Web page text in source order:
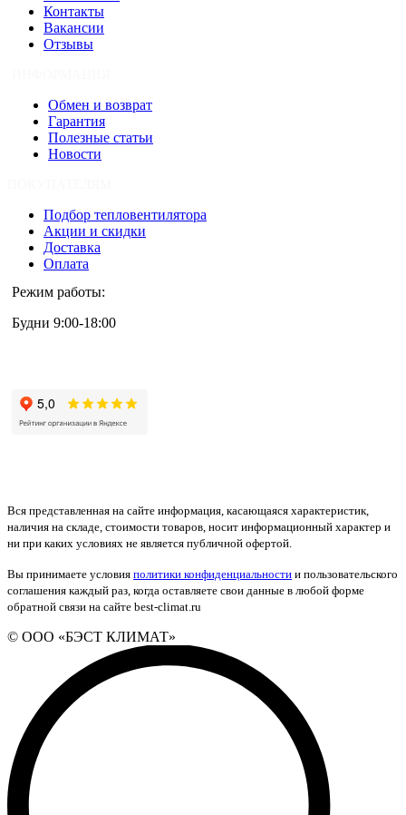
Контакты
Вакансии
Отзывы
Обмен и возврат
Гарантия
Полезные статьи
Новости
Подбор тепловентилятора
Акции и скидки
Доставка
Оплата
Режим работы:
Будни 9:00-18:00
Вся представленная на сайте информация, касающаяся характеристик,
наличия на складе, стоимости товаров, носит информационный характер и
ни при каких условиях не является публичной офертой.
Вы принимаете условия политики конфиденциальности и пользовательского
соглашения каждый раз, когда оставляете свои данные в любой форме
обратной связи на сайте best-climat.ru
© ООО «БЭСТ КЛИМАТ»